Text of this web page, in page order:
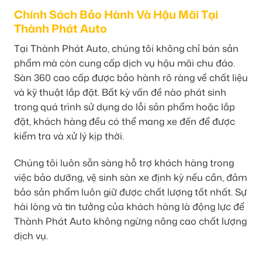
Chính Sách Bảo Hành Và Hậu Mãi Tại
Thành Phát Auto
Tại Thành Phát Auto, chúng tôi không chỉ bán sản
phẩm mà còn cung cấp dịch vụ hậu mãi chu đáo.
Sàn 360 cao cấp được bảo hành rõ ràng về chất liệu
và kỹ thuật lắp đặt. Bất kỳ vấn đề nào phát sinh
trong quá trình sử dụng do lỗi sản phẩm hoặc lắp
đặt, khách hàng đều có thể mang xe đến để được
kiểm tra và xử lý kịp thời.
Chúng tôi luôn sẵn sàng hỗ trợ khách hàng trong
việc bảo dưỡng, vệ sinh sàn xe định kỳ nếu cần, đảm
bảo sản phẩm luôn giữ được chất lượng tốt nhất. Sự
hài lòng và tin tưởng của khách hàng là động lực để
Thành Phát Auto không ngừng nâng cao chất lượng
dịch vụ.